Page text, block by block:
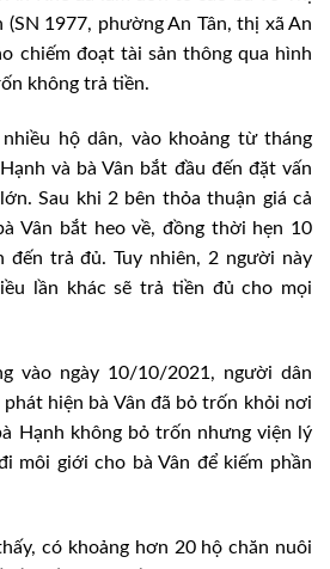
(SN 1977, phường An Tân, thị xã An
chiếm đoạt tài sản thông qua hình
không trả tiền.
hộ dân, vào khoảng từ tháng
và bà Vân bắt đầu đến đặt vấn
Sau khi 2 bên thỏa thuận giá cả
Vân bắt heo về, đồng thời hẹn 10
đến trả đủ. Tuy nhiên, 2 người này
lần khác sẽ trả tiền đủ cho mọi
vào ngày 10/10/2021, người dân
hiện bà Vân đã bỏ trốn khỏi nơi
Hạnh không bỏ trốn nhưng viện lý
môi giới cho bà Vân để kiếm phần
có khoảng hơn 20 hộ chăn nuôi